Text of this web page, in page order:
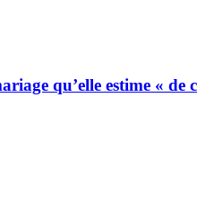
qu’elle estime « de